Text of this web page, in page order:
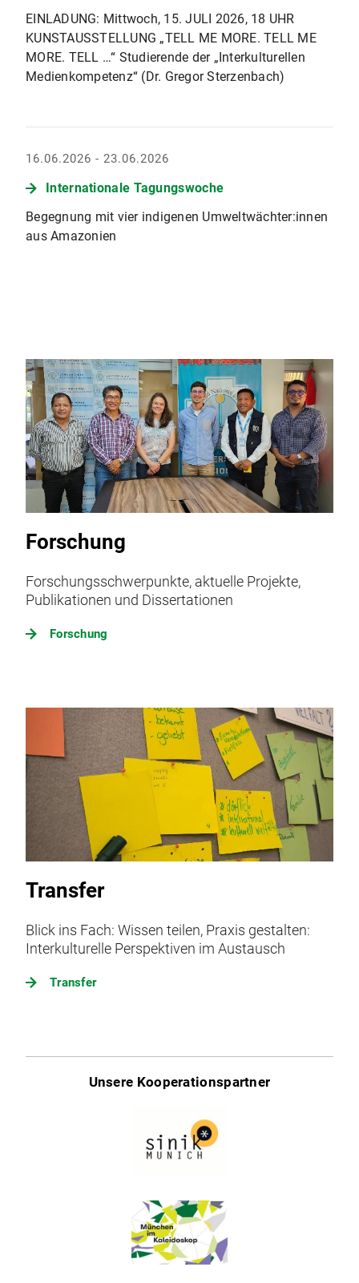
EINLADUNG: Mittwoch, 15. JULI 2026, 18 UHR
KUNSTAUSSTELLUNG „TELL ME MORE. TELL ME
MORE. TELL …“ Studierende der „Interkulturellen
Medienkompetenz“ (Dr. Gregor Sterzenbach)
16.06.2026 - 23.06.2026
Internationale Tagungswoche
Begegnung mit vier indigenen Umweltwächter:innen
aus Amazonien
Forschung
Forschungsschwerpunkte, aktuelle Projekte,
Publikationen und Dissertationen
Forschung
Transfer
Blick ins Fach: Wissen teilen, Praxis gestalten:
Interkulturelle Perspektiven im Austausch
Transfer
Unsere Kooperationspartner